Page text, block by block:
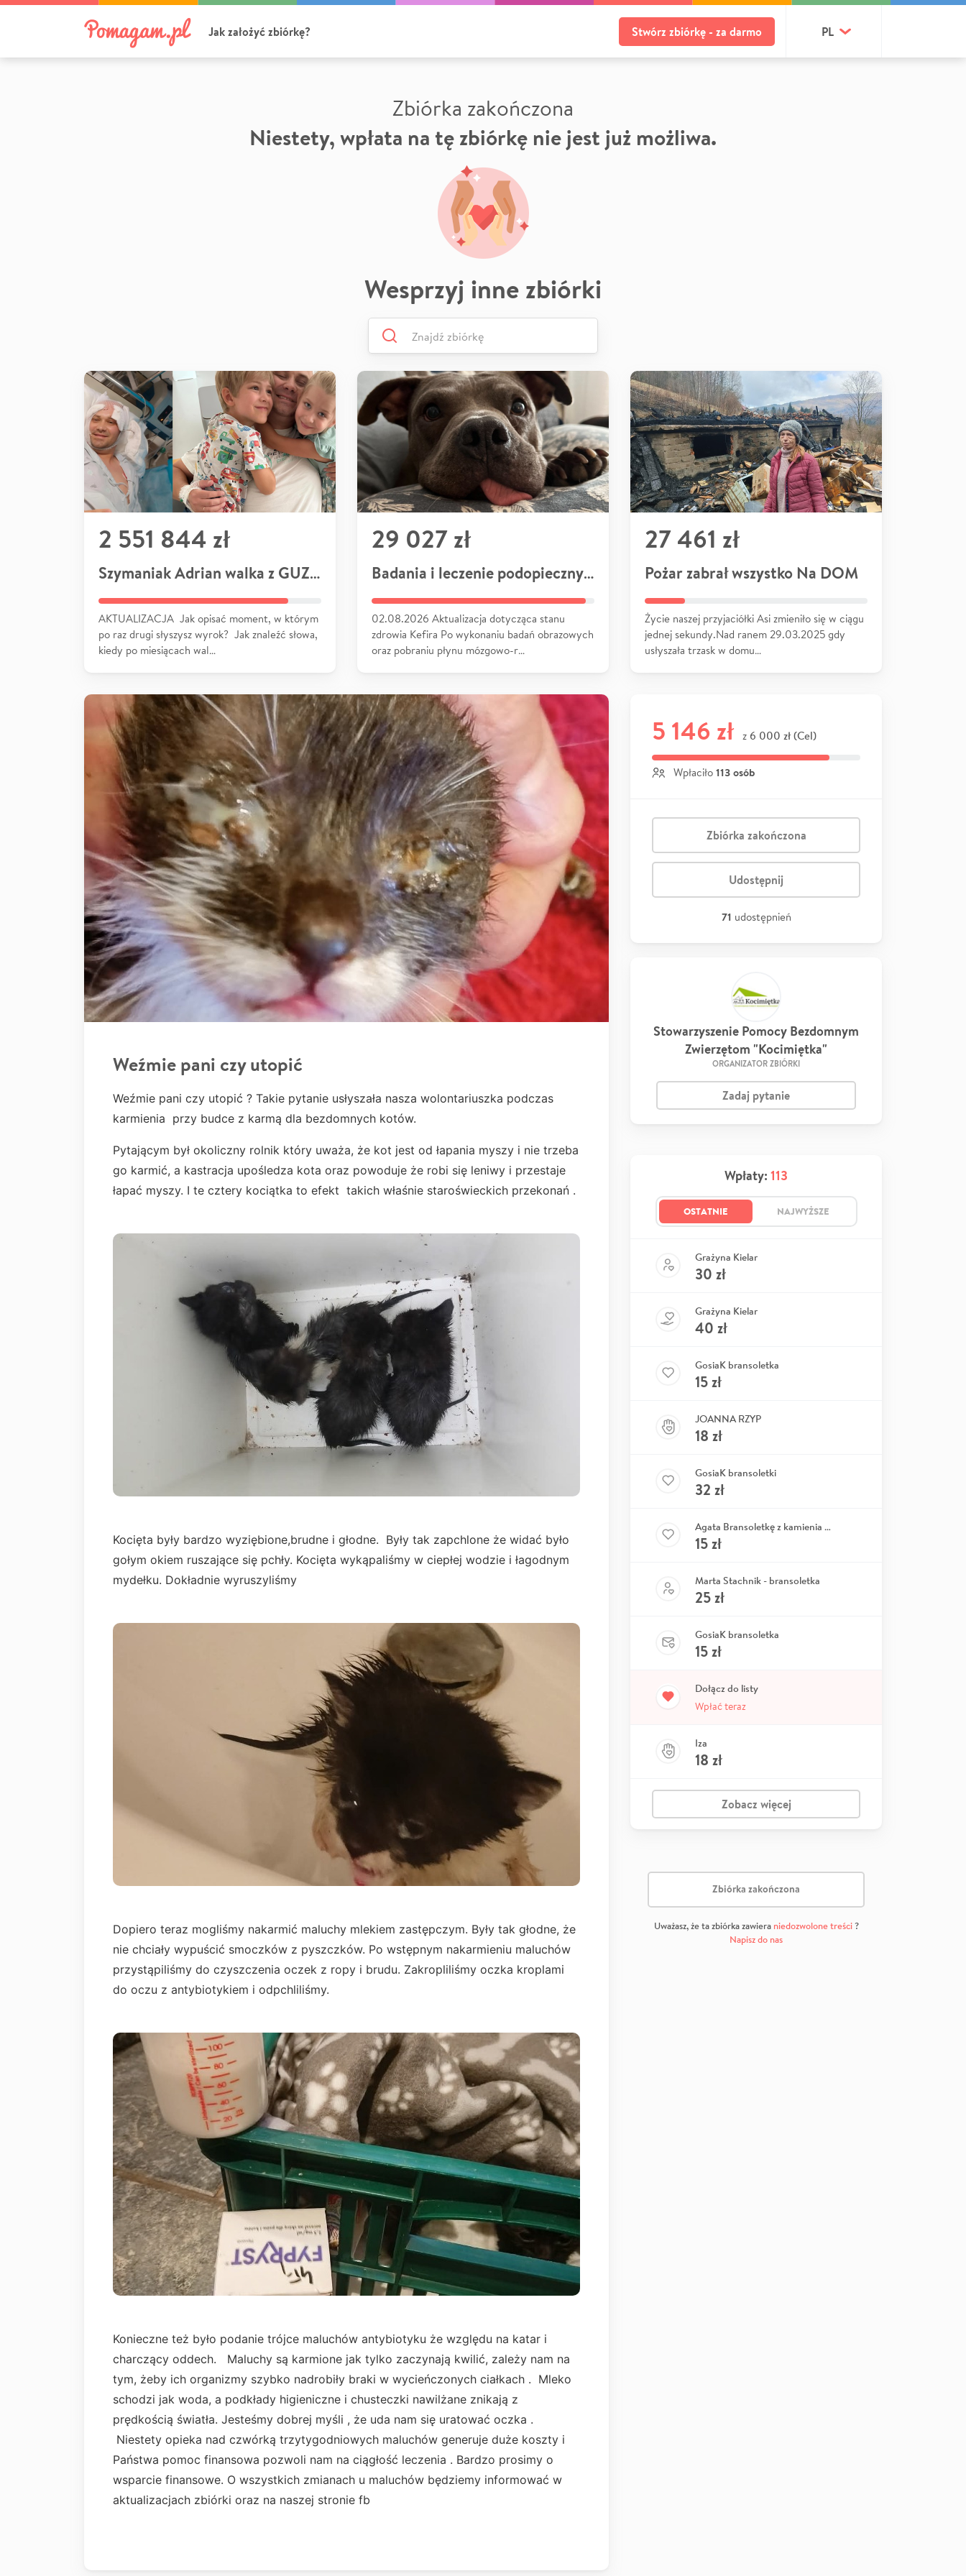
Jak założyć zbiórkę? Stwórz zbiórkę - za darmo PL
Zbiórka zakończona
Niestety, wpłata na tę zbiórkę nie jest już możliwa.
Wesprzyj inne zbiórki
2 551 844 zł
Szymaniak Adrian walka z GUZEM
AKTUALIZACJA Jak opisać moment, w którym
po raz drugi słyszysz wyrok? Jak znaleźć słowa,
kiedy po miesiącach wal…
29 027 zł
Badania i leczenie podopiecznych
02.08.2026 Aktualizacja dotycząca stanu
zdrowia Kefira Po wykonaniu badań obrazowych
oraz pobraniu płynu mózgowo-r…
27 461 zł
Pożar zabrał wszystko Na DOM
Życie naszej przyjaciółki Asi zmieniło się w ciągu
jednej sekundy.Nad ranem 29.03.2025 gdy
usłyszała trzask w domu…
Weźmie pani czy utopić
Weźmie pani czy utopić ? Takie pytanie usłyszała nasza wolontariuszka podczas
karmienia przy budce z karmą dla bezdomnych kotów.
Pytającym był okoliczny rolnik który uważa, że kot jest od łapania myszy i nie trzeba
go karmić, a kastracja upośledza kota oraz powoduje że robi się leniwy i przestaje
łapać myszy. I te cztery kociątka to efekt takich właśnie staroświeckich przekonań .
Kocięta były bardzo wyziębione,brudne i głodne. Były tak zapchlone że widać było
gołym okiem ruszające się pchły. Kocięta wykąpaliśmy w ciepłej wodzie i łagodnym
mydełku. Dokładnie wyruszyliśmy
Dopiero teraz mogliśmy nakarmić maluchy mlekiem zastępczym. Były tak głodne, że
nie chciały wypuścić smoczków z pyszczków. Po wstępnym nakarmieniu maluchów
przystąpiliśmy do czyszczenia oczek z ropy i brudu. Zakropliliśmy oczka kroplami
do oczu z antybiotykiem i odpchliliśmy.
Konieczne też było podanie trójce maluchów antybiotyku że względu na katar i
charczący oddech. Maluchy są karmione jak tylko zaczynają kwilić, zależy nam na
tym, żeby ich organizmy szybko nadrobiły braki w wycieńczonych ciałkach . Mleko
schodzi jak woda, a podkłady higieniczne i chusteczki nawilżane znikają z
prędkością światła. Jesteśmy dobrej myśli , że uda nam się uratować oczka .
Niestety opieka nad czwórką trzytygodniowych maluchów generuje duże koszty i
Państwa pomoc finansowa pozwoli nam na ciągłość leczenia . Bardzo prosimy o
wsparcie finansowe. O wszystkich zmianach u maluchów będziemy informować w
aktualizacjach zbiórki oraz na naszej stronie fb
5 146 zł z 6 000 zł (Cel)
Wpłaciło 113 osób
Zbiórka zakończona
Udostępnij
71 udostępnień
Stowarzyszenie Pomocy Bezdomnym
Zwierzętom "Kocimiętka"
ORGANIZATOR ZBIÓRKI
Zadaj pytanie
Wpłaty: 113
OSTATNIE NAJWYŻSZE
Grażyna Kielar
30 zł
Grażyna Kielar
40 zł
GosiaK bransoletka
15zł
JOANNA RZYP
18 zł
GosiaK bransoletki
32 zł
Agata Bransoletkę z kamienia -niebieski apatyt
15zł
Marta Stachnik - bransoletka
25zł
GosiaK bransoletka
15zł
Dołącz do listy
Wpłać teraz
Iza
18 zł
Zobacz więcej
Zbiórka zakończona
Uważasz, że ta zbiórka zawiera niedozwolone treści?
Napisz do nas